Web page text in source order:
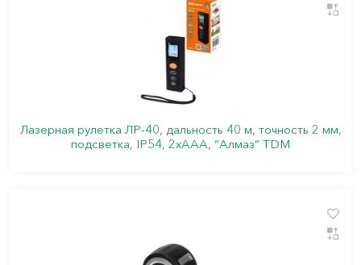
Лазерная рулетка ЛР-40, дальность 40 м, точность 2 мм,
подсветка, IP54, 2хAAA, “Алмаз” TDM